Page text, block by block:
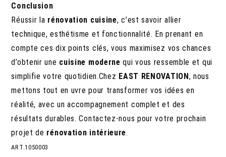
Conclusion
Réussir la rénovation cuisine, c’est savoir allier
technique, esthétisme et fonctionnalité. En prenant en
compte ces dix points clés, vous maximisez vos chances
d’obtenir une cuisine moderne qui vous ressemble et qui
simplifie votre quotidien.Chez EAST RENOVATION, nous
mettons tout en uvre pour transformer vos idées en
réalité, avec un accompagnement complet et des
résultats durables. Contactez-nous pour votre prochain
projet de rénovation intérieure.
ART.1050003